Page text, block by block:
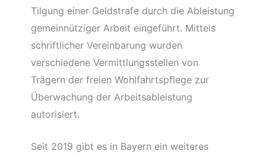
Tilgung einer Geldstrafe durch die Ableistung
gemeinnütziger Arbeit eingeführt. Mittels
schriftlicher Vereinbarung wurden
verschiedene Vermittlungsstellen von
Trägern der freien Wohlfahrtspflege zur
Überwachung der Arbeitsableistung
autorisiert.
Seit 2019 gibt es in Bayern ein weiteres